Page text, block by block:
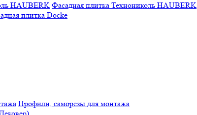
Фасадная плитка Технониколь HAUBERK
плитка Docke
Профили, саморезы для монтажа